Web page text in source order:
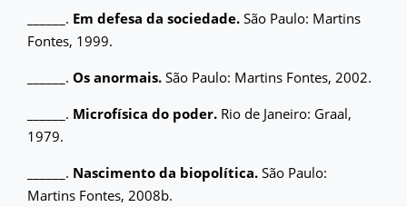
______. Em defesa da sociedade. São Paulo: Martins
Fontes, 1999.
______. Os anormais. São Paulo: Martins Fontes, 2002.
______. Microfísica do poder. Rio de Janeiro: Graal,
1979.
______. Nascimento da biopolítica. São Paulo:
Martins Fontes, 2008b.